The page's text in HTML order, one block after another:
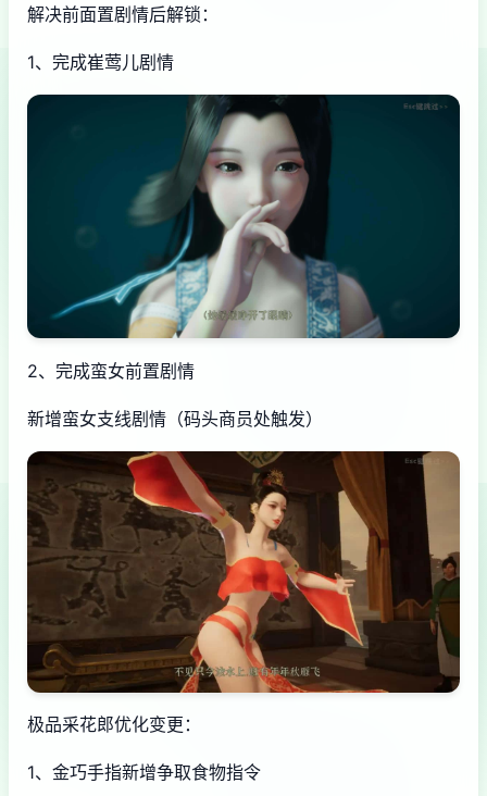
解决前面置剧情后解锁：
1、完成崔莺儿剧情
2、完成蛮女前置剧情
新增蛮女支线剧情（码头商员处触发）
极品采花郎优化变更：
1、金巧手指新增争取食物指令